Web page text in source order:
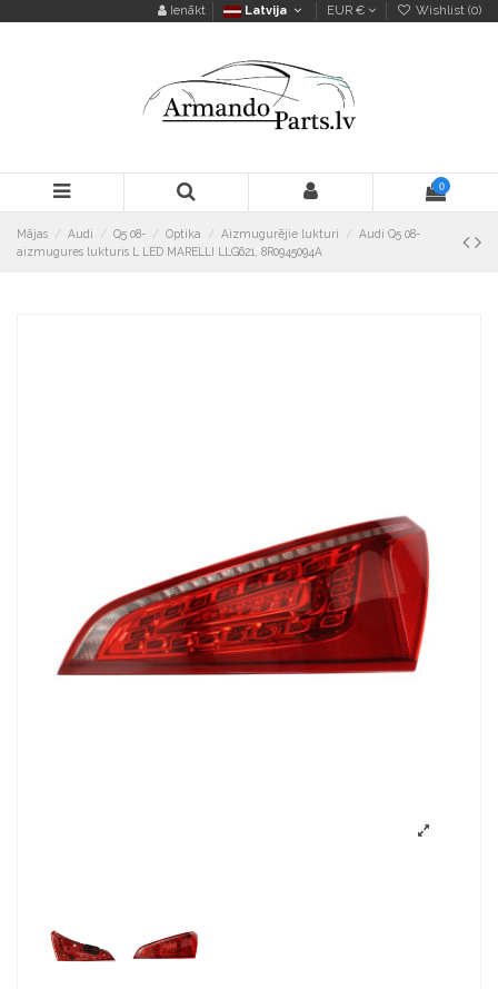
Ienākt Latvija EUR € Wishlist (0)
0
Mājas Audi Q5 08- Optika Aizmugurējie lukturi
Audi Q5 08-
aizmugures lukturis L LED MARELLI LLG621, 8R0945094A